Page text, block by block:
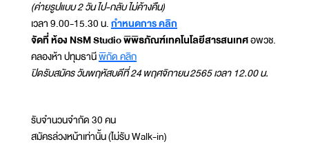
(ค่ายรูปแบบ 2 วัน ไป-กลับ ไม่ค้างคืน)
เวลา 9.00-15.30 น.กำหนดการ คลิก
จัดที่ ห้อง NSM Studio พิพิธภัณฑ์เทคโนโลยีสารสนเทศอพวช.
คลองห้า ปทุมธานีพิกัด คลิก
ปิดรับสมัคร วันพฤหัสบดีที่ 24 พฤศจิกายน 2565 เวลา 12.00 น.
รับจำนวนจำกัด 30 คน
สมัครล่วงหน้าเท่านั้น (ไม่รับ Walk-in)